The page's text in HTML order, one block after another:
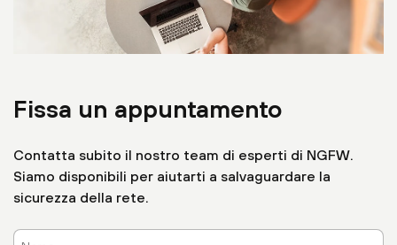
Fissa un appuntamento
Contatta subito il nostro team di esperti di NGFW.
Siamo disponibili per aiutarti a salvaguardare la
sicurezza della rete.
Nome